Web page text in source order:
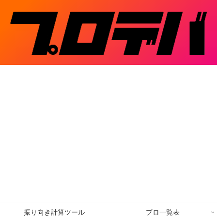
振り向き計算ツール プロ一覧表